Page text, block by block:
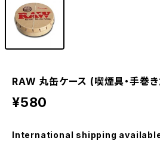
RAW 丸缶ケース (喫煙具・手巻
¥580
International shipping